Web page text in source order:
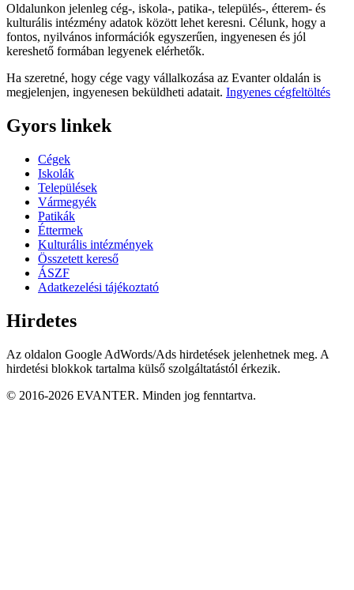
Oldalunkon jelenleg cég-, iskola-, patika-, település-, étterem- és
kulturális intézmény adatok között lehet keresni. Célunk, hogy a
fontos, nyilvános információk egyszerűen, ingyenesen és jól
kereshető formában legyenek elérhetők.
Ha szeretné, hogy cége vagy vállalkozása az Evanter oldalán is
megjelenjen, ingyenesen beküldheti adatait. Ingyenes cégfeltöltés
Gyors linkek
Cégek
Iskolák
Települések
Vármegyék
Patikák
Éttermek
Kulturális intézmények
Összetett kereső
ÁSZF
Adatkezelési tájékoztató
Hirdetes
Az oldalon Google AdWords/Ads hirdetések jelenhetnek meg. A
hirdetési blokkok tartalma külső szolgáltatástól érkezik.
© 2016-2026 EVANTER. Minden jog fenntartva.